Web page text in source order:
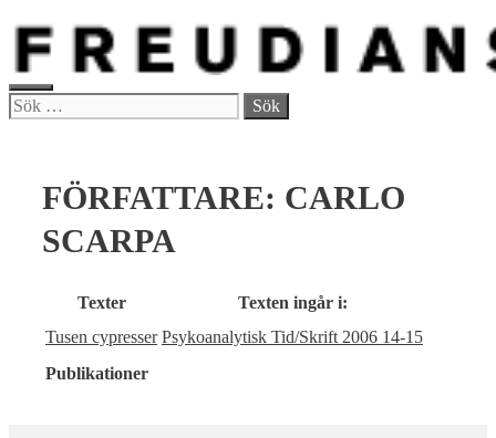
Hoppa
innehåll
MENY
Sök
FÖRFATTARE: CARLO
SCARPA
Texter
Texten ingår i:
Tusen cypresser Psykoanalytisk Tid/Skrift 2006 14-15
Publikationer